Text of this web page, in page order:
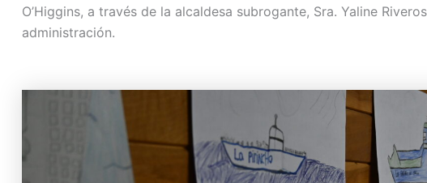
O’Higgins, a través de la alcaldesa subrogante, Sra. Yaline
administración.